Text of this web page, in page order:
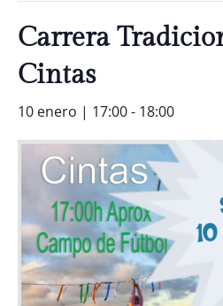
Carrera
Cintas
10 enero | 17:00- 18:00